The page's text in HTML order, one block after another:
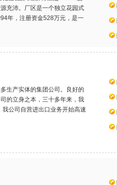
充沛。厂区是一个独立花园式
年，注册资金528万元，是一
生产实体的集团公司。良好的
的立身之本，三十多年来，我
公司自营进出口业务开始高速